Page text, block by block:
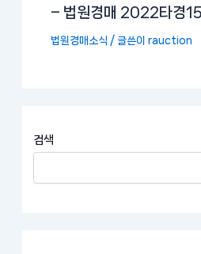
검색
– 법원경매 2022타경
법원경매소식 / 글쓴이rauction